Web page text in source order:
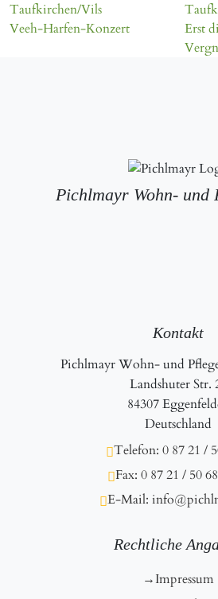
Taufkirchen/Vils
Veeh-Harfen-Konzert
Erst
Pichlmayr Wohn- und
Kontakt
Pichlmayr Wohn- und
Landshuter Str.
84307
Deutschland
Telefon: 0 87 21 /
Fax: 0 87 21 / 50
E-Mail:
Rechtliche
Impressum